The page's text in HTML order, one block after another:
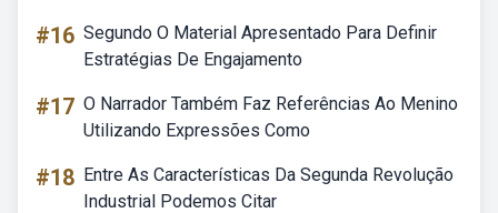
#16 Segundo O Material Apresentado Para Definir
Estratégias De Engajamento
#17 O Narrador Também Faz Referências Ao Menino
Utilizando Expressões Como
#18 Entre As Características Da Segunda Revolução
Industrial Podemos Citar